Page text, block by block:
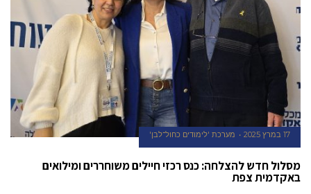
17 במרץ 2025 מערכת 'לימודים כחול־לבן'
מסלול חדש להצלחה: כנס רכזי חיילים משוחררים ומילואים
באקדמית צפת